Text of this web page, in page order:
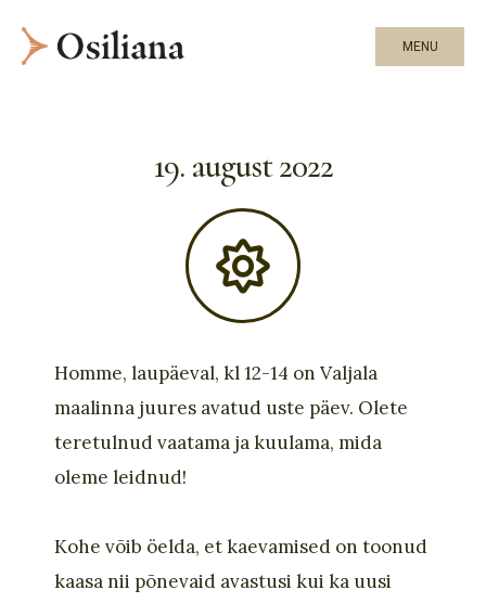
MENU
19. august 2022
Homme, laupäeval, kl 12-14 on Valjala
maalinna juures avatud uste päev. Olete
teretulnud vaatama ja kuulama, mida
oleme leidnud!
Kohe võib öelda, et kaevamised on toonud
kaasa nii põnevaid avastusi kui ka uusi